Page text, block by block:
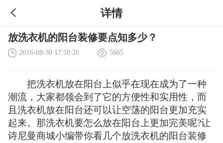
详情
放洗衣机的阳台装修要点知多少？
2016-08-30 17:50:20 5665
把洗衣机放在阳台上似乎在现在成为了一种
潮流，大家都领会到了它的方便性和实用性，而
且洗衣机放在阳台还可以让空荡的阳台更加充实
起来。那洗衣机要怎么放在阳台上更加完美呢?让
诗尼曼商城小编带你看几个放洗衣机的阳台装修